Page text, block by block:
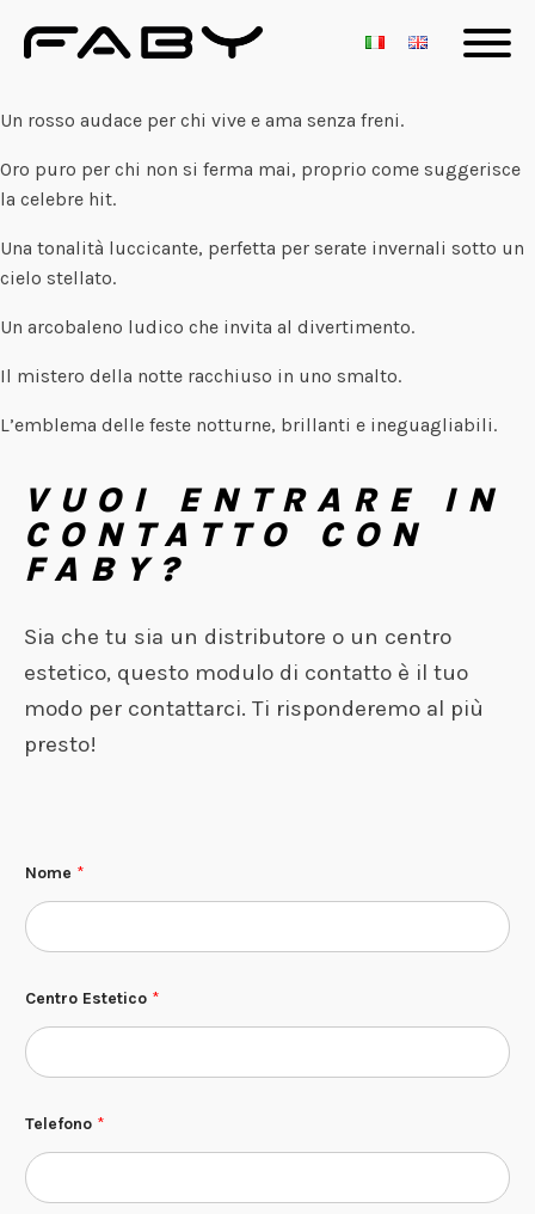
Un rosso audace per chi vive e ama senza freni.
Oro puro per chi non si ferma mai, proprio come suggerisce
la celebre hit.
Una tonalità luccicante, perfetta per serate invernali sotto un
cielo stellato.
Un arcobaleno ludico che invita al divertimento.
Il mistero della notte racchiuso in uno smalto.
L’emblema delle feste notturne, brillanti e ineguagliabili.
VUOI ENTRARE IN
CONTATTO CON
FABY?
Sia che tu sia un distributore o un centro
estetico, questo modulo di contatto è il tuo
modo per contattarci. Ti risponderemo al più
presto!
o
e
d
o
e
Nome *
Centro Estetico *
Telefono *